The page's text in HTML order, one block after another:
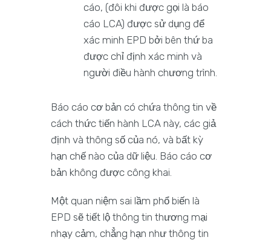
cáo, (đôi khi được gọi là báo
cáo LCA) được sử dụng để
xác minh EPD bởi bên thứ ba
được chỉ định xác minh và
người điều hành chương trình.
Báo cáo cơ bản có chứa thông tin về
cách thức tiến hành LCA này, các giả
định và thông số của nó, và bất kỳ
hạn chế nào của dữ liệu. Báo cáo cơ
bản không được công khai.
Một quan niệm sai lầm phổ biến là
EPD sẽ tiết lộ thông tin thương mại
nhạy cảm, chẳng hạn như thông tin